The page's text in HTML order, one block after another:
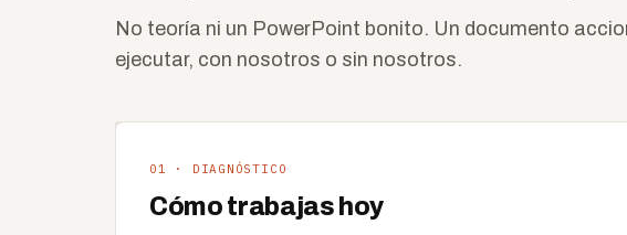
No teoría ni un PowerPoint bonito. Un documento
ejecutar, con nosotros o sin nosotros.
01 · DIAGNÓSTICO
Cómo trabajas hoy